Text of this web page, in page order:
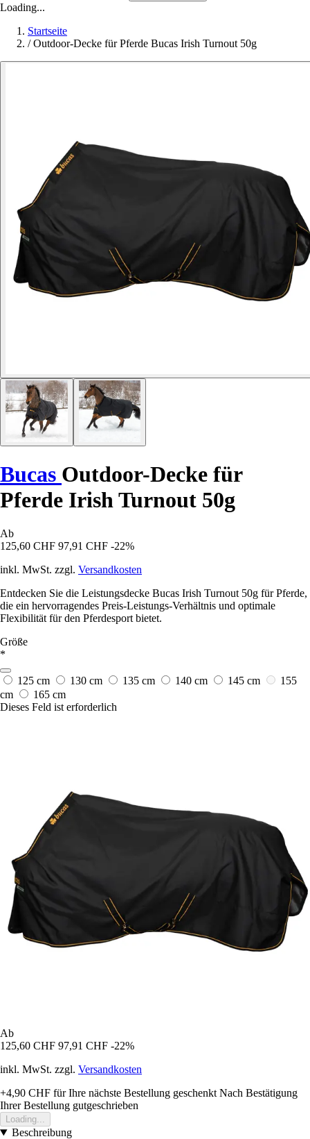
Loading...
Startseite
/ Outdoor-Decke für Pferde Bucas Irish Turnout 50g
Bucas Outdoor-Decke für
Pferde Irish Turnout 50g
Ab
125,60 CHF 97,91 CHF -22%
inkl. MwSt. zzgl. Versandkosten
Entdecken Sie die Leistungsdecke Bucas Irish Turnout 50g für Pferde,
die ein hervorragendes Preis-Leistungs-Verhältnis und optimale
Flexibilität für den Pferdesport bietet.
Größe
*
125 cm 130 cm 135 cm 140 cm 145 cm
155
cm
165 cm
Dieses Feld ist erforderlich
Ab
125,60 CHF 97,91 CHF -22%
inkl. MwSt. zzgl. Versandkosten
+4,90 CHF für Ihre nächste Bestellung geschenkt Nach Bestätigung
Ihrer Bestellung gutgeschrieben
Loading...
Beschreibung